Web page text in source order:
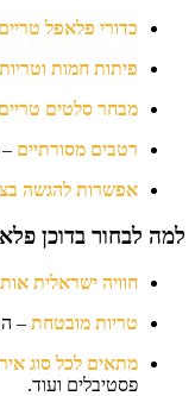
כדורי פלאפל טריים–
פיתות חמות וטריות–
מבחר סלטים טריים–
רטבים מסורתיים–
אפשרות להגשה
לבחור בדוכן
חוויה ישראלית
טריות מובטחת–
מתאים לכל סוג אירוע
פסטיבלים ועוד.